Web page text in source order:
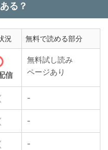
る？
況 無料で読める部分
信
無料試し読み
ページあり
-
-
-